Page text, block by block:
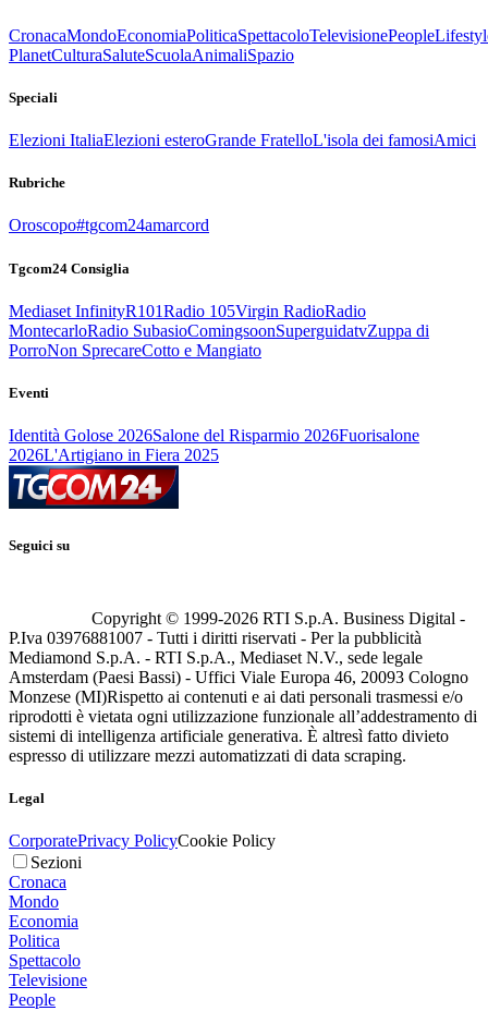
CronacaMondoEconomiaPoliticaSpettacoloTelevisionePeople
PlanetCulturaSaluteScuolaAnimaliSpazio
Speciali
Elezioni ItaliaElezioni esteroGrande FratelloL'isola dei famosiAmici
Rubriche
Oroscopo#tgcom24amarcord
Tgcom24 Consiglia
Mediaset InfinityR101Radio 105Virgin RadioRadio
MontecarloRadio SubasioComingsoonSuperguidatvZuppa di
PorroNon SprecareCotto e Mangiato
Eventi
Identità Golose 2026Salone del Risparmio 2026Fuorisalone
2026L'Artigiano in Fiera 2025
Seguici su
Copyright © 1999-2026 RTI S.p.A. Business Digital -
P.Iva 03976881007 - Tutti i diritti riservati - Per la pubblicità
Mediamond S.p.A. - RTI S.p.A., Mediaset N.V., sede legale
Amsterdam (Paesi Bassi) - Uffici Viale Europa 46, 20093 Cologno
Monzese (MI)Rispetto ai contenuti e ai dati personali trasmessi e/o
riprodotti è vietata ogni utilizzazione funzionale all’addestramento di
sistemi di intelligenza artificiale generativa. È altresì fatto divieto
espresso di utilizzare mezzi automatizzati di data scraping.
Legal
CorporatePrivacy PolicyCookie Policy
Sezioni
Cronaca
Mondo
Economia
Politica
Spettacolo
Televisione
People